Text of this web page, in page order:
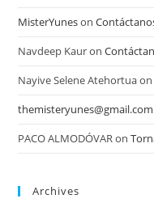
MisterYuneson
Navdeep Kauron
Nayive Selene Atehortuaon
themisteryunes@gmail.com
PACO ALMODÓVARon
Archives